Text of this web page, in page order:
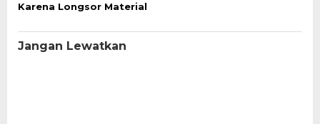
Karena Longsor Material
Jangan Lewatkan